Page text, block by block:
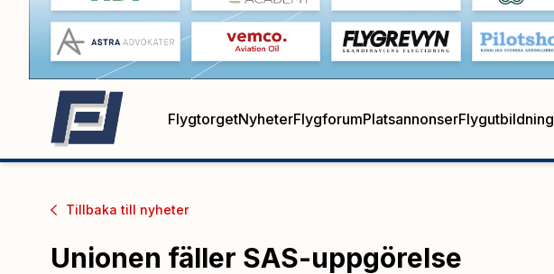
FlygtorgetNyheterFlygforumPlatsannonserFlygutbildning
Tillbaka till nyheter
Unionen fäller SAS-uppgörelse